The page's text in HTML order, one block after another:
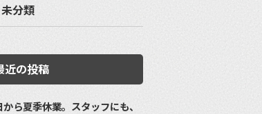
未分類
近の投稿
から夏季休業。スタッフにも、